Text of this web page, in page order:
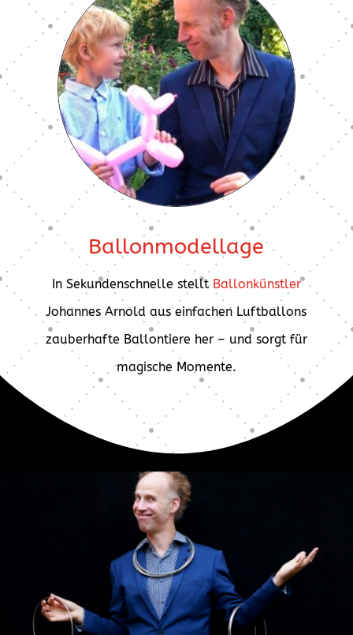
Ballonmodellage
In Sekundenschnelle stellt Ballonkünstler
Johannes Arnold aus einfachen Luftballons
zauberhafte Ballontiere her – und sorgt für
magische Momente.